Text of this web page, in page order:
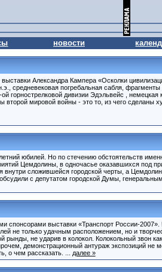
новости
Александра Кампера «Осколки
средневековая погребальная сабля,
горнострелковой дивизии Эдэльвейс , немецкая
мировой войны - это то, из чего сделаны
юбилей. Но по стечению обстоятельств
Цемдолины, в одночасье оказавшихся под
сложившейся городской черты, а
с депутатом городской Думы,
выставки «Транспорт России-2007».
не только удачным расположением, но и
рынды, не ударив в колокол. Колокольный звон
демонстрационный антураж экспозиций не
о чем рассказать. ...
далее »